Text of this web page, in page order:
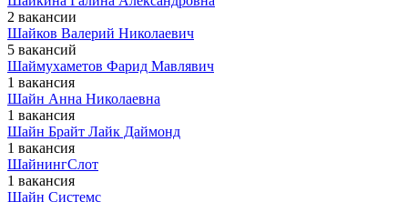
2 вакансии
Шайков Валерий Николаевич
5 вакансий
Шаймухаметов Фарид Мавлявич
1 вакансия
Шайн Анна Николаевна
1 вакансия
Шайн Брайт Лайк Даймонд
1 вакансия
ШайнингСлот
1 вакансия
Шайн Системс